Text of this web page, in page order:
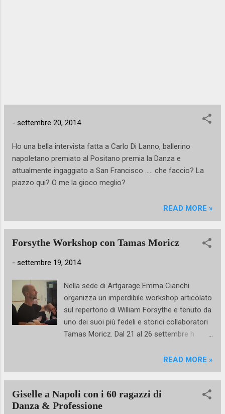
passione, allo stesso modo nella danza
della bellezza, dal gioco e dalla voglia...
- settembre 20, 2014
Ho una bella intervista fatta a Carlo Di Lanno, ballerino
napoletano premiato al Positano premia la Danza e
attualmente ingaggiato a San Francisco ..... che faccio? La
piazzo qui? O me la gioco meglio?
READ MORE »
Forsythe Workshop con Tamas Moricz
- settembre 19, 2014
Nella sede di Artgarage Emma Cianchi
organizza un imperdibile workshop articolato
sul repertorio di William Forsythe e tenuto da
uno dei suoi più fedeli e storici collaboratori
Tamas Moricz. Dal 21 al 26 settembre h
DITEMI UN PO' SE NON SI FA DI TUTTO PER
RENDERE L'ALTA FORMAZIONE
ACCESSIBILE A TUTTI! ( dal sito di
ATERBALLETTO) Tamas Moricz è stato
membro del Ballett Frakfurt e collaboratore
READ MORE »
Giselle a Napoli con i 60 ragazzi di
Danza & Professione